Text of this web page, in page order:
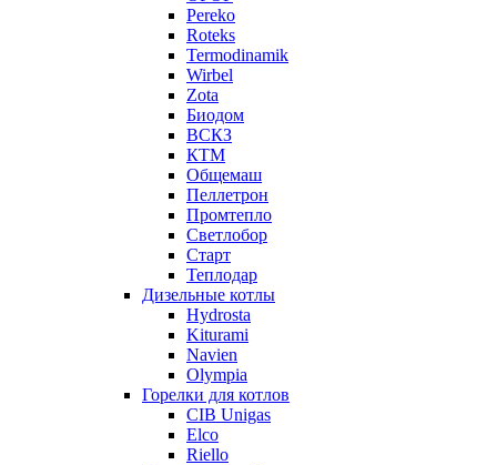
Pereko
Roteks
Termodinamik
Wirbel
Zota
Биодом
ВСКЗ
КТМ
Общемаш
Пеллетрон
Промтепло
Светлобор
Старт
Теплодар
Дизельные котлы
Hydrosta
Kiturami
Navien
Olympia
Горелки для котлов
CIB Unigas
Elco
Riello